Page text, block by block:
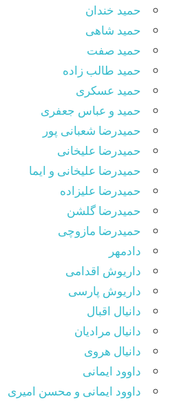
حمید خندان
حمید شاهی
حمید صفت
حمید طالب زاده
حمید عسکری
حمید و عباس جعفری
حمیدرضا شعبانی پور
حمیدرضا علیخانی
حمیدرضا علیخانی و ایما
حمیدرضا علیزاده
حمیدرضا گلشن
حمیدرضا مازوچی
دادمهر
داریوش اقدامی
داریوش پارسی
دانیال اقبال
دانیال مرادیان
دانیال هروی
داوود ایمانی
داوود ایمانی و محسن امیری